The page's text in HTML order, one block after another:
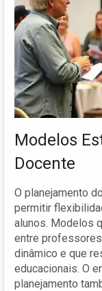
Modelos
Docente
O planejamento
permitir
alunos. Modelos
entre
dinâmico e que
educacionais. O
planejamento